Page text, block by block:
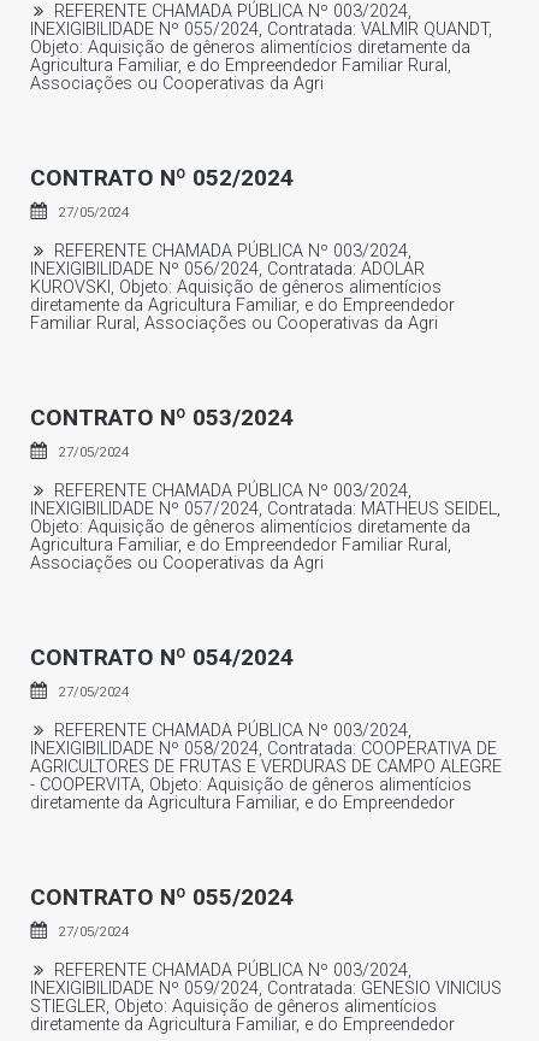
REFERENTE CHAMADA PÚBLICA Nº 003/2024,
INEXIGIBILIDADE Nº 055/2024, Contratada: VALMIR QUANDT,
Objeto: Aquisição de gêneros alimentícios diretamente da
Agricultura Familiar, e do Empreendedor Familiar Rural,
Associações ou Cooperativas da Agri
CONTRATO Nº 052/2024
27/05/2024
REFERENTE CHAMADA PÚBLICA Nº 003/2024,
INEXIGIBILIDADE Nº 056/2024, Contratada: ADOLAR
KUROVSKI, Objeto: Aquisição de gêneros alimentícios
diretamente da Agricultura Familiar, e do Empreendedor
Familiar Rural, Associações ou Cooperativas da Agri
CONTRATO Nº 053/2024
27/05/2024
REFERENTE CHAMADA PÚBLICA Nº 003/2024,
INEXIGIBILIDADE Nº 057/2024, Contratada: MATHEUS SEIDEL,
Objeto: Aquisição de gêneros alimentícios diretamente da
Agricultura Familiar, e do Empreendedor Familiar Rural,
Associações ou Cooperativas da Agri
CONTRATO Nº 054/2024
27/05/2024
REFERENTE CHAMADA PÚBLICA Nº 003/2024,
INEXIGIBILIDADE Nº 058/2024, Contratada: COOPERATIVA DE
AGRICULTORES DE FRUTAS E VERDURAS DE CAMPO ALEGRE
- COOPERVITA, Objeto: Aquisição de gêneros alimentícios
diretamente da Agricultura Familiar, e do Empreendedor
CONTRATO Nº 055/2024
27/05/2024
REFERENTE CHAMADA PÚBLICA Nº 003/2024,
INEXIGIBILIDADE Nº 059/2024, Contratada: GENESIO VINICIUS
STIEGLER, Objeto: Aquisição de gêneros alimentícios
diretamente da Agricultura Familiar, e do Empreendedor